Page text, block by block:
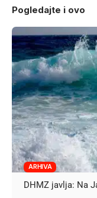
Pogledajte i ovo
ARHIVA
DHMZ javlja: Na